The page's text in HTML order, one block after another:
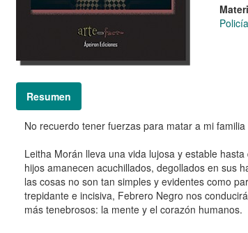
Resumen
No recuerdo tener fuerzas para matar a mi
Leitha Morán lleva una vida lujosa y estable
hijos amanecen acuchillados, degollados en sus
las cosas no son tan simples y evidentes como
trepidante e incisiva, Febrero Negro nos
más tenebrosos: la mente y el corazón humanos.